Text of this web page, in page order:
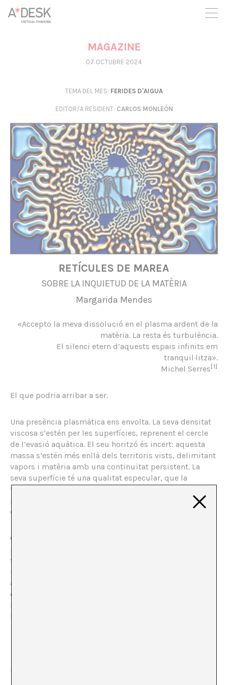
seguim necessitant-te per a poder seguir endavant. Ara pots
participar del projecte i recolzar-lo.
MAGAZINE
07 OCTUBRE 2024
TEMA DEL MES: FERIDES D'AIGUA
EDITOR/A RESIDENT: CARLOS MONLEÓN
RETÍCULES DE MAREA
SOBRE LA INQUIETUD DE LA MATÈRIA
Margarida Mendes
«Accepto la meva dissolució en el plasma ardent de la
matèria. La resta és turbulència.
El silenci etern d’aquests espais infinits em
tranquil·litza».
Michel Serres[1]
El que podria arribar a ser.
Una presència plasmàtica ens envolta. La seva densitat
viscosa s’estén per les superfícies, reprenent el cercle
de l’evasió aquàtica. El seu horitzó és incert: aquesta
massa s’estén més enllà dels territoris vists, delimitant
vapors i matèria amb una continuïtat persistent. La
seva superfície té una qualitat especular, que la
transmet amb una boira intensificada, fonent el seu
possible contorn amb l’horitzó en constant expansió, i
ometent així els profunds secrets submergits sota ella.
Ocultant la seva presència, aquest fantasma plasmàtic
permet l’emergència d’un abisme profund d’absoluta
transmutabilitat: defineix territoris precisos, esborrant
uns altres, i envolta illes, absorbint després moltes
altres. És alhora molecular i un continu, forma i
dissolució. Més enllà de les limitacions de la certesa
heliocèntrica, aquesta matèria viscosa sembla anunciar
la presència d’alguna altra font, encara desconeguda.
Es mou.